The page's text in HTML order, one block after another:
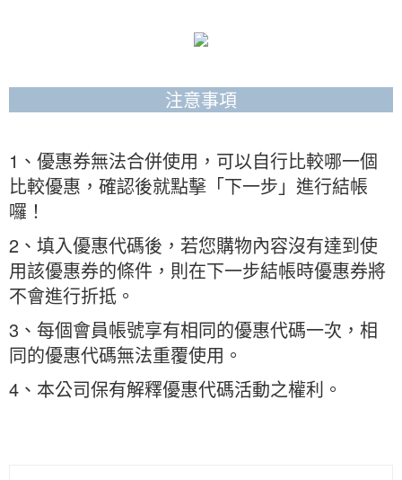
注意事項
1、優惠券無法合併使用，可以自行比較哪一個
比較優惠，確認後就點擊「下一步」進行結帳
囉！
2、填入優惠代碼後，若您購物內容沒有達到使
用該優惠券的條件，則在下一步結帳時優惠券將
不會進行折抵。
3、每個會員帳號享有相同的優惠代碼一次，相
同的優惠代碼無法重覆使用。
4、本公司保有解釋優惠代碼活動之權利。